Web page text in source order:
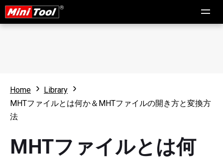
Home
Library
MHTファイルとは何か＆MHTファイルの開き方と変換方
法
MHTファイルとは何